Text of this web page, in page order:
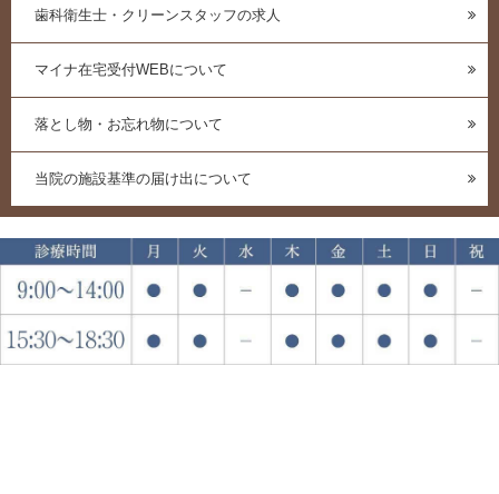
歯科衛生士・クリーンスタッフの求人
マイナ在宅受付WEBについて
落とし物・お忘れ物について
当院の施設基準の届け出について